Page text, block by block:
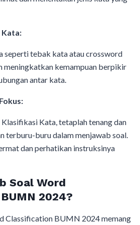
Kata:
seperti tebak kata atau crossword
meningkatkan kemampuan berpikir
antar kata.
Kata, tetaplah tenang dan
terburu-buru dalam menjawab soal.
dan perhatikan instruksinya
Soal Word
2024?
Classification BUMN 2024 memang